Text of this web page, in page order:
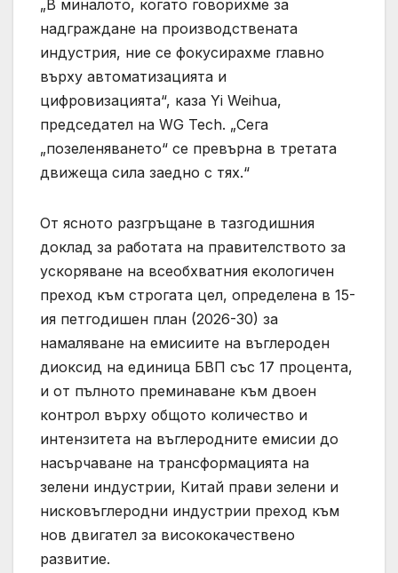
„В миналото, когато говорихме за
надграждане на производствената
индустрия, ние се фокусирахме главно
върху автоматизацията и
цифровизацията“, каза Yi Weihua,
председател на WG Tech. „Сега
„позеленяването“ се превърна в третата
движеща сила заедно с тях.“
От ясното разгръщане в тазгодишния
доклад за работата на правителството за
ускоряване на всеобхватния екологичен
преход към строгата цел, определена в 15-
ия петгодишен план (2026-30) за
намаляване на емисиите на въглероден
диоксид на единица БВП със 17 процента,
и от пълното преминаване към двоен
контрол върху общото количество и
интензитета на въглеродните емисии до
насърчаване на трансформацията на
зелени индустрии, Китай прави зелени и
нисковъглеродни индустрии преход към
нов двигател за висококачествено
развитие.